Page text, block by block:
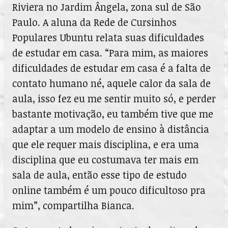
Riviera no Jardim Ângela, zona sul de São
Paulo. A aluna da Rede de Cursinhos
Populares Ubuntu relata suas dificuldades
de estudar em casa. “Para mim, as maiores
dificuldades de estudar em casa é a falta de
contato humano né, aquele calor da sala de
aula, isso fez eu me sentir muito só, e perder
bastante motivação, eu também tive que me
adaptar a um modelo de ensino à distância
que ele requer mais disciplina, e era uma
disciplina que eu costumava ter mais em
sala de aula, então esse tipo de estudo
online também é um pouco dificultoso pra
mim”, compartilha Bianca.